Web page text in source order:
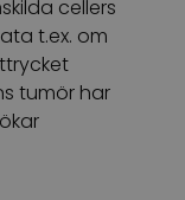
cellers
t.ex. om
tumör har